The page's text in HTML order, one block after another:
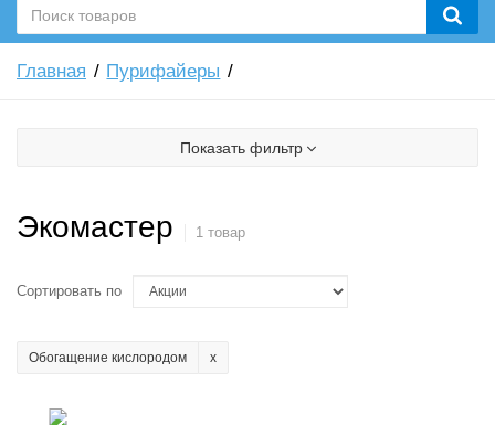
Главная Пурифайеры
Показать фильтр
Экомастер 1 товар
Сортировать по
Обогащение кислородом